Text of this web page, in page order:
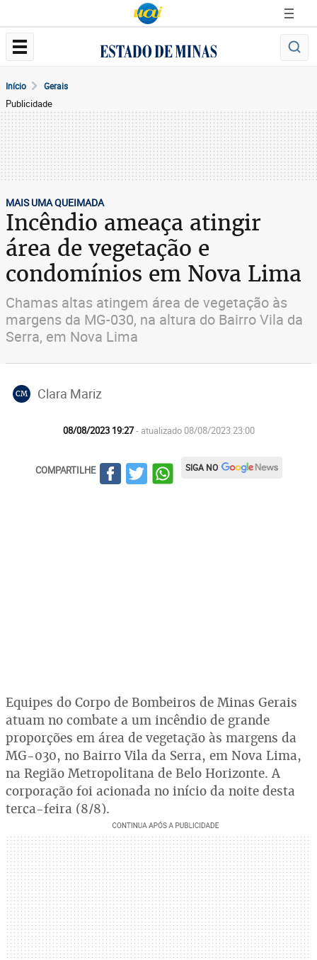
Início Gerais
Publicidade
MAIS UMA QUEIMADA
Incêndio ameaça atingir
área de vegetação e
condomínios em Nova Lima
Chamas altas atingem área de vegetação às
margens da MG-030, na altura do Bairro Vila da
Serra, em Nova Lima
CM Clara Mariz
08/08/2023 19:27- atualizado 08/08/2023 23:00
COMPARTILHE SIGA NO
Equipes do Corpo de Bombeiros de Minas Gerais
atuam no combate a um incêndio de grande
proporções em área de vegetação às margens da
MG-030, no Bairro Vila da Serra, em Nova Lima,
na Região Metropolitana de Belo Horizonte. A
corporação foi acionada no início da noite desta
terça-feira (8/8).